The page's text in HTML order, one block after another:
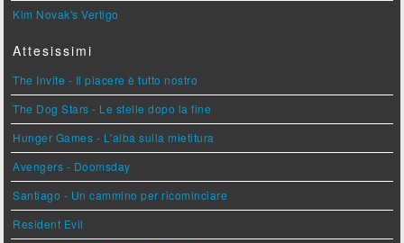
Kim Novak's Vertigo
Attesissimi
The Invite - Il piacere è tutto nostro
The Dog Stars - Le stelle dopo la fine
Hunger Games - L'alba sulla mietitura
Avengers - Doomsday
Santiago - Un cammino per ricominciare
Resident Evil